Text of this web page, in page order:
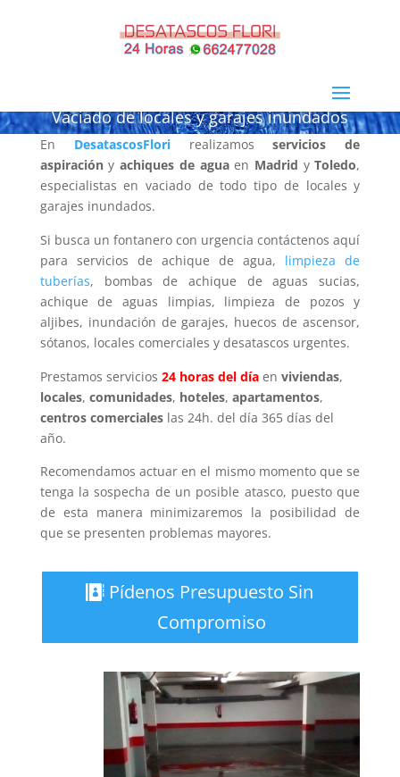
Vaciado de locales y garajes inundados
En DesatascosFlorirealizamosservicios de
aspiraciónyachiques de aguaen Madrid yToledo,
especialistas en vaciado de todo tipo de locales y
garajes inundados.
Si busca un fontanero con urgencia contáctenos aquí
para servicios de achique de agua, limpieza de
tuberías, bombas de achique de aguas sucias,
achique de aguas limpias, limpieza de pozos y
aljibes, inundación de garajes, huecos de ascensor,
sótanos, locales comerciales y desatascos urgentes.
Prestamos servicios 24 horas del díaen viviendas,
locales, comunidades, hoteles, apartamentos,
centros comercialeslas 24h. del día 365 días del
año.
Recomendamos actuar en el mismo momento que se
tenga la sospecha de un posible atasco, puesto que
de esta manera minimizaremos la posibilidad de
que se presenten problemas mayores.
Pídenos Presupuesto Sin
Compromiso